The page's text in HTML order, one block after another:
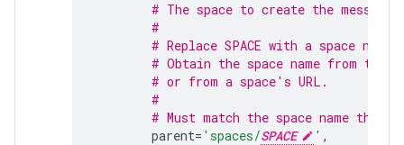
# The space to create the message
#
# Replace SPACE with a space name.
# Obtain the space name from the
# or from a space's URL.
#
# Must match the space name that
parent= 'spaces/SPACE ' ,